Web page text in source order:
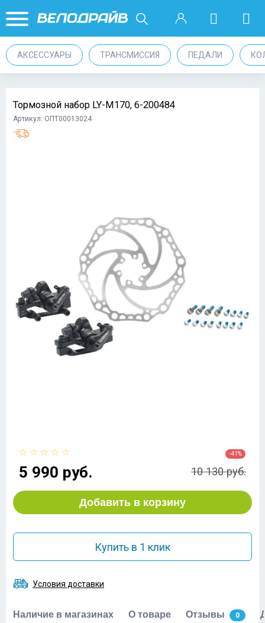
АКСЕССУАРЫ ТРАНСМИССИЯ ПЕДАЛИ
Тормозной набор LY-M170, 6-200484
Артикул: ОПТ00013024
5 990 руб.
-41%
10 130 руб.
Добавить в корзину
Купить в 1 клик
Условия доставки
Наличие в магазинах О товаре Отзывы 0